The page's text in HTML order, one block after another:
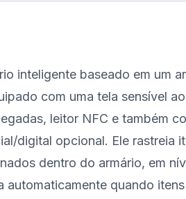
inteligente baseado em um
com uma tela sensível
leitor NFC e também
digital opcional. Ele rastreia
dentro do armário, em
automaticamente quando